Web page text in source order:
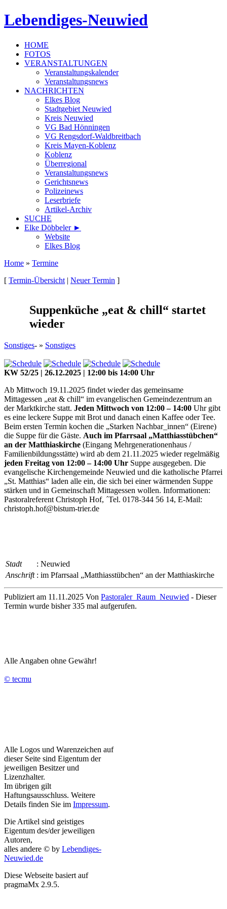
Lebendiges-Neuwied
HOME
FOTOS
VERANSTALTUNGEN
Veranstaltungskalender
Veranstaltungsnews
NACHRICHTEN
Elkes Blog
Stadtgebiet Neuwied
Kreis Neuwied
VG Bad Hönningen
VG Rengsdorf-Waldbreitbach
Kreis Mayen-Koblenz
Koblenz
Überregional
Veranstaltungsnews
Gerichtsnews
Polizeinews
Leserbriefe
Artikel-Archiv
SUCHE
Elke Döbbeler ►
Website
Elkes Blog
Home » Termine
[ Termin-Übersicht | Neuer Termin ]
Suppenküche „eat & chill“ startet
wieder
Sonstiges- » Sonstiges
KW 52/25 | 26.12.2025 | 12:00 bis 14:00 Uhr
Ab Mittwoch 19.11.2025 findet wieder das gemeinsame
Mittagessen „eat & chill“ im evangelischen Gemeindezentrum an
der Marktkirche statt. Jeden Mittwoch von 12:00 – 14:00 Uhr gibt
es eine leckere Suppe mit Brot und danach einen Kaffee oder Tee.
Beim ersten Termin kochen die „Starken Nachbar_innen“ (Eirene)
die Suppe für die Gäste. Auch im Pfarrsaal „Matthiasstübchen“
an der Matthiaskirche (Eingang Mehrgenerationenhaus /
Familienbildungsstätte) wird ab dem 21.11.2025 wieder regelmäßig
jeden Freitag von 12:00 – 14:00 Uhr Suppe ausgegeben. Die
evangelische Kirchengemeinde Neuwied und die katholische Pfarrei
„St. Matthias“ laden alle ein, die sich bei einer wärmenden Suppe
stärken und in Gemeinschaft Mittagessen wollen. Informationen:
Pastoralreferent Christoph Hof, ´Tel. 0178-344 56 14, E-Mail:
christoph.hof@bistum-trier.de
Stadt
: Neuwied
Anschrift : im Pfarrsaal „Matthiasstübchen“ an der Matthiaskirche
Publiziert am 11.11.2025 Von Pastoraler_Raum_Neuwied - Dieser
Termin wurde bisher 335 mal aufgerufen.
Alle Angaben ohne Gewähr!
© tecmu
Alle Logos und Warenzeichen auf
dieser Seite sind Eigentum der
jeweiligen Besitzer und
Lizenzhalter.
Im übrigen gilt
Haftungsausschluss. Weitere
Details finden Sie im Impressum.
Die Artikel sind geistiges
Eigentum des/der jeweiligen
Autoren,
alles andere © by Lebendiges-
Neuwied.de
Diese Webseite basiert auf
pragmaMx 2.9.5.